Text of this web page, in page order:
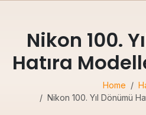
Nikon 100.
Hatıra
Home
Nikon 100. Yıl Dönümü